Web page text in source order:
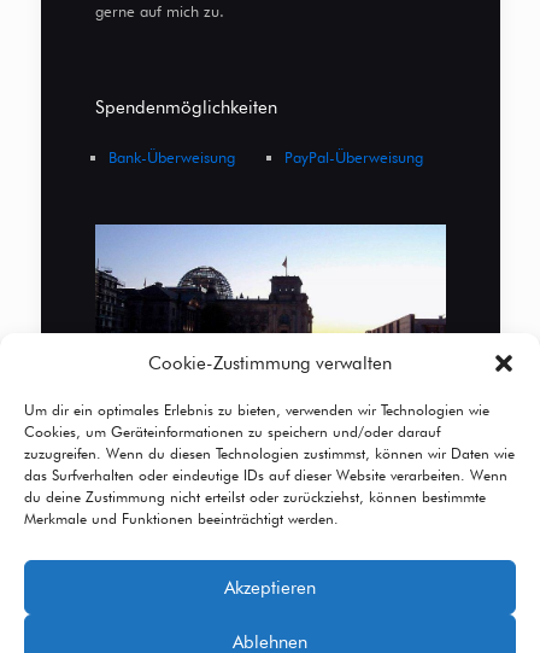
Cookie-Zustimmung verwalten
Um dir ein optimales Erlebnis zu bieten, verwenden wir Technologien wie
Cookies, um Geräteinformationen zu speichern und/oder darauf
zuzugreifen. Wenn du diesen Technologien zustimmst, können wir Daten wie
das Surfverhalten oder eindeutige IDs auf dieser Website verarbeiten. Wenn
du deine Zustimmung nicht erteilst oder zurückziehst, können bestimmte
Merkmale und Funktionen beeinträchtigt werden.
Akzeptieren
Ablehnen
gerne auf mich zu.
Spendenmöglichkeiten
Bank-Überweisung PayPal-Überweisung
© 2026 Betheme byMuffin group